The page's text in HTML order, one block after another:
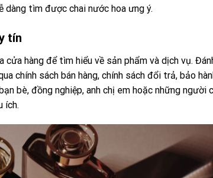
dàng tìm được chai nước hoa ưng ý.
tín
hàng để tìm hiểu về sản phẩm và dịch vụ.
chính sách bán hàng, chính sách đổi trả, bảo
bè, đồng nghiệp, anh chị em hoặc những người
ích.